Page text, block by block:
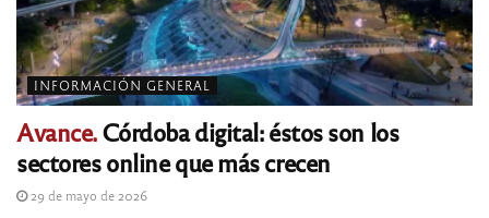
INFORMACIÓN GENERAL
Avance.Córdoba digital: éstos son los
sectores online que más crecen
29 de mayo de 2026